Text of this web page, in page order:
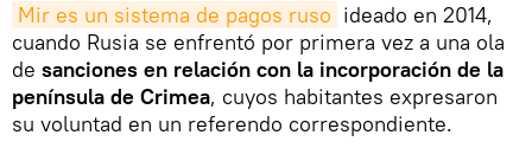
Mir es un sistema de pagos ruso ideado en 2014,
cuando Rusia se enfrentó por primera vez a una ola
de sanciones en relación con la incorporación de la
península de Crimea, cuyos habitantes expresaron
su voluntad en un referendo correspondiente.